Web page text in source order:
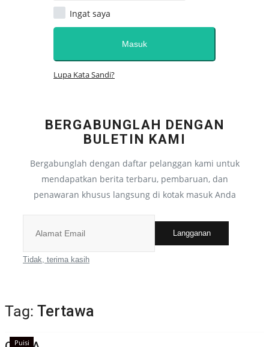
Kesehatan
Semua
Semua
Cerpen
Ingat saya
Masuk
Lupa Kata Sandi?
BERGABUNGLAH DENGAN
BULETIN KAMI
Bergabunglah dengan daftar pelanggan kami untuk
mendapatkan berita terbaru, pembaruan, dan
penawaran khusus langsung di kotak masuk Anda
Langganan
Tidak, terima kasih
Tag: Tertawa
Puisi